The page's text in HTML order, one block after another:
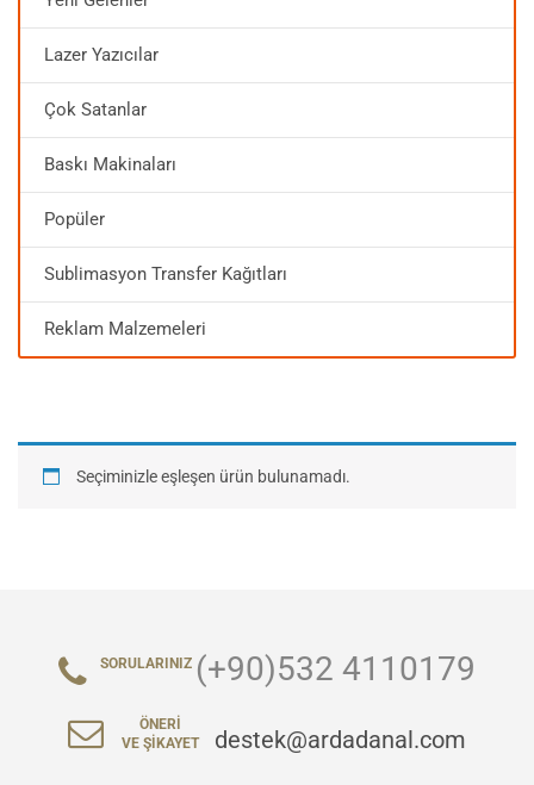
Lazer Yazıcılar
Çok Satanlar
Baskı Makinaları
Popüler
Sublimasyon Transfer Kağıtları
Reklam Malzemeleri
Seçiminizle eşleşen ürün bulunamadı.
SORULARINIZ (+90)532 4110179
ÖNERI
VE ŞIKAYET
destek@ardadanal.com